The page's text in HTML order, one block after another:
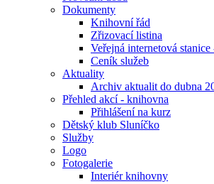
Dokumenty
Knihovní řád
Zřizovací listina
Veřejná internetová
Ceník služeb
Aktuality
Archiv aktualit do dubna
Přehled akcí - knihovna
Přihlášení na kurz
Dětský klub Sluníčko
Služby
Logo
Fotogalerie
Interiér knihovny